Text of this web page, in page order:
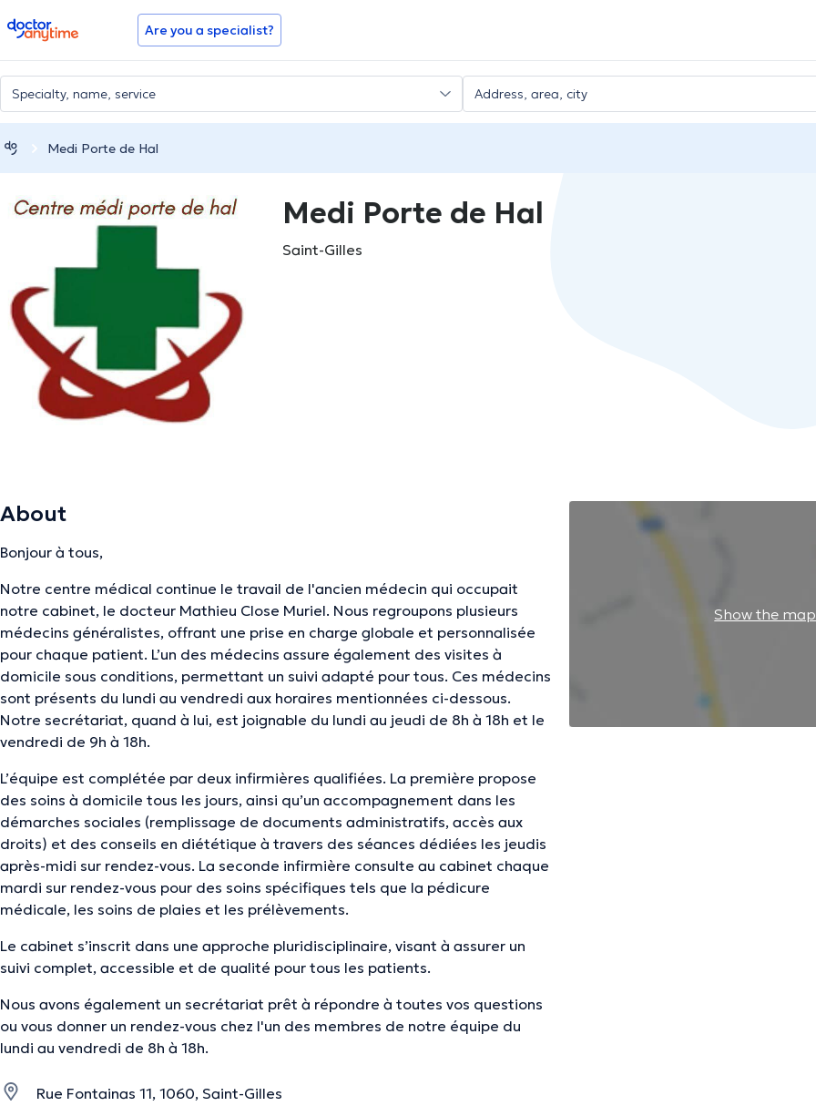
doctoranytime Are you a specialist?
Medi Porte de Hal
Medi Porte de Hal
Saint-Gilles
About
Bonjour à tous,
Notre centre médical continue le travail de l'ancien médecin qui occupait
notre cabinet, le docteur Mathieu Close Muriel. Nous regroupons plusieurs
médecins généralistes, offrant une prise en charge globale et personnalisée
pour chaque patient. L’un des médecins assure également des visites à
domicile sous conditions, permettant un suivi adapté pour tous. Ces médecins
sont présents du lundi au vendredi aux horaires mentionnées ci-dessous.
Notre secrétariat, quand à lui, est joignable du lundi au jeudi de 8h à 18h et le
vendredi de 9h à 18h.
L’équipe est complétée par deux infirmières qualifiées. La première propose
des soins à domicile tous les jours, ainsi qu’un accompagnement dans les
démarches sociales (remplissage de documents administratifs, accès aux
droits) et des conseils en diététique à travers des séances dédiées les jeudis
après-midi sur rendez-vous. La seconde infirmière consulte au cabinet chaque
mardi sur rendez-vous pour des soins spécifiques tels que la pédicure
médicale, les soins de plaies et les prélèvements.
Le cabinet s’inscrit dans une approche pluridisciplinaire, visant à assurer un
suivi complet, accessible et de qualité pour tous les patients.
Nous avons également un secrétariat prêt à répondre à toutes vos questions
ou vous donner un rendez-vous chez l'un des membres de notre équipe du
lundi au vendredi de 8h à 18h.
Rue Fontainas 11, 1060, Saint-Gilles
Show the map